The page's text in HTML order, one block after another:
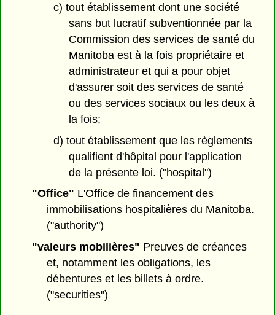
c) tout établissement dont une société
sans but lucratif subventionnée par la
Commission des services de santé du
Manitoba est à la fois propriétaire et
administrateur et qui a pour objet
d'assurer soit des services de santé
ou des services sociaux ou les deux à
la fois;
d) tout établissement que les règlements
qualifient d'hôpital pour l'application
de la présente loi. ("hospital")
"Office" L'Office de financement des
immobilisations hospitalières du Manitoba.
("authority")
"valeurs mobilières" Preuves de créances
et, notamment les obligations, les
débentures et les billets à ordre.
("securities")